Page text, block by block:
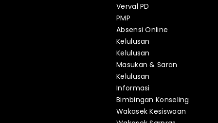
Verval PD
PMP
Absensi Online
Kelulusan
Kelulusan
Masukan & Saran
Kelulusan
Informasi
Bimbingan Konseling
Wakasek Kesiswaan